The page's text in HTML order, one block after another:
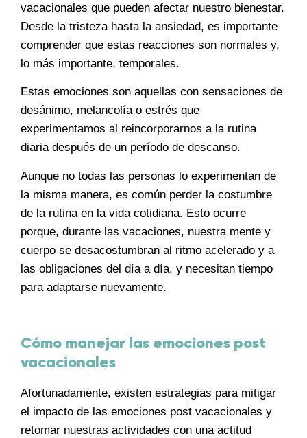
vacacionales que pueden afectar nuestro bienestar.
Desde la tristeza hasta la ansiedad, es importante
comprender que estas reacciones son normales y,
lo más importante, temporales.
Estas emociones son aquellas con sensaciones de
desánimo, melancolía o estrés que
experimentamos al reincorporarnos a la rutina
diaria después de un período de descanso.
Aunque no todas las personas lo experimentan de
la misma manera, es común perder la costumbre
de la rutina en la vida cotidiana. Esto ocurre
porque, durante las vacaciones, nuestra mente y
cuerpo se desacostumbran al ritmo acelerado y a
las obligaciones del día a día, y necesitan tiempo
para adaptarse nuevamente.
Cómo manejar las emociones post
vacacionales
Afortunadamente, existen estrategias para mitigar
el impacto de las emociones post vacacionales y
retomar nuestras actividades con una actitud